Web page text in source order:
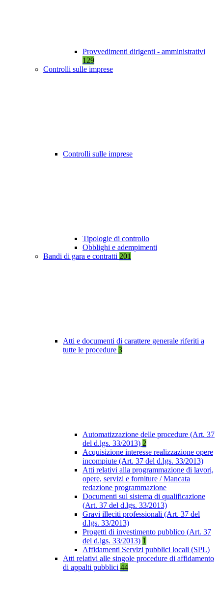
Provvedimenti dirigenti - amministrativi
129
Controlli sulle imprese
Controlli sulle imprese
Tipologie di controllo
Obblighi e adempimenti
Bandi di gara e contratti 201
Atti e documenti di carattere generale riferiti a
tutte le procedure 3
Automatizzazione delle procedure (Art. 37
del d.lgs. 33/2013) 2
Acquisizione interesse realizzazione opere
incompiute (Art. 37 del d.lgs. 33/2013)
Atti relativi alla programmazione di lavori,
opere, servizi e forniture / Mancata
redazione programmazione
Documenti sul sistema di qualificazione
(Art. 37 del d.lgs. 33/2013)
Gravi illeciti professionali (Art. 37 del
d.lgs. 33/2013)
Progetti di investimento pubblico (Art. 37
del d.lgs. 33/2013) 1
Affidamenti Servizi pubblici locali (SPL)
Atti relativi alle singole procedure di affidamento
di appalti pubblici 44